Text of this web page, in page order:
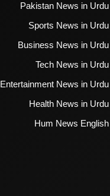
Pakistan News in Urdu
Sports News in Urdu
Business News in Urdu
Tech News in Urdu
Entertainment News in Urdu
Health News in Urdu
Hum News English